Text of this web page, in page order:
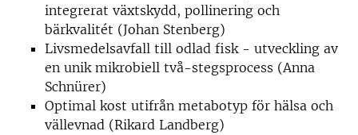
integrerat växtskydd, pollinering och
bärkvalitét (Johan Stenberg)
Livsmedelsavfall till odlad fisk - utveckling av
en unik mikrobiell två-stegsprocess (Anna
Schnürer)
Optimal kost utifrån metabotyp för hälsa och
vällevnad (Rikard Landberg)